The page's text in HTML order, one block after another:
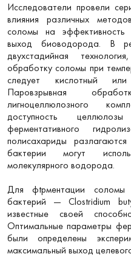
Исследователи провели
влияния различных
соломы на
выход биоводорода. В
двухстадийная
обработку соломы при
следует кислотный или
Паровзрывная
лигноцеллюлозного
доступность
ферментативного
полисахариды
бактерии могут
молекулярного водорода.
Для фtрментации соломы
бактерий — Clostridium
известные своей
Оптимальные параметры
были определены
максимальный выход